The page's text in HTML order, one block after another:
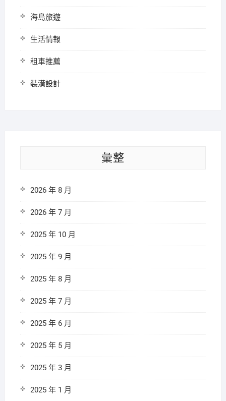
海島旅遊
生活情報
租車推薦
裝潢設計
彙整
2026 年 8 月
2026 年 7 月
2025 年 10 月
2025 年 9 月
2025 年 8 月
2025 年 7 月
2025 年 6 月
2025 年 5 月
2025 年 3 月
2025 年 1 月